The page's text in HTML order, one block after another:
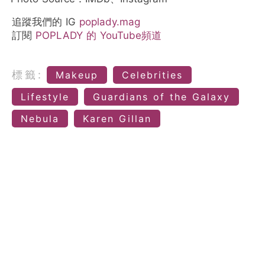
追蹤我們的 IG poplady.mag
訂閱 POPLADY 的 YouTube頻道
標籤: Makeup
Celebrities
Lifestyle
Guardians of the Galaxy
Nebula
Karen Gillan